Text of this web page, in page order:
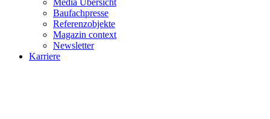
Media Übersicht
Baufachpresse
Referenzobjekte
Magazin context
Newsletter
Karriere